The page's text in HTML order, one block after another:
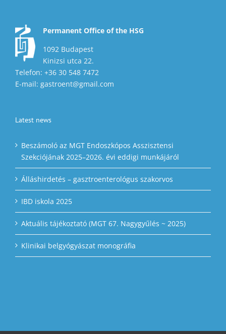
Permanent Office of the HSG
1092 Budapest
Kinizsi utca 22.
Telefon: +36 30 548 7472
E-mail: gastroent@gmail.com
Latest news
Beszámoló az MGT Endoszkópos Asszisztensi
Szekciójának 2025–2026. évi eddigi munkájáról
Álláshirdetés – gasztroenterológus szakorvos
IBD iskola 2025
Aktuális tájékoztató (MGT 67. Nagygyűlés ~ 2025)
Klinikai belgyógyászat monográfia